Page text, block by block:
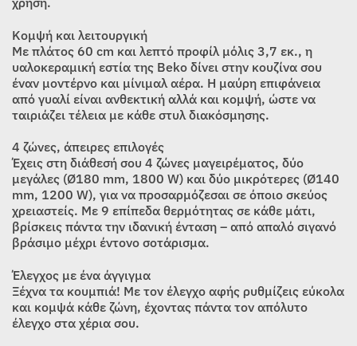
Κομψή και λειτουργική
Με πλάτος 60 cm και λεπτό προφίλ μόλις 3,7 εκ., η
υαλοκεραμική εστία της Beko δίνει στην κουζίνα σου
έναν μοντέρνο και μίνιμαλ αέρα. Η μαύρη επιφάνεια
από γυαλί είναι ανθεκτική αλλά και κομψή, ώστε να
ταιριάζει τέλεια με κάθε στυλ διακόσμησης.
4 ζώνες, άπειρες επιλογές
Έχεις στη διάθεσή σου 4 ζώνες μαγειρέματος, δύο
μεγάλες (Ø180 mm, 1800 W) και δύο μικρότερες (Ø140
mm, 1200 W), για να προσαρμόζεσαι σε όποιο σκεύος
χρειαστείς. Με 9 επίπεδα θερμότητας σε κάθε μάτι,
βρίσκεις πάντα την ιδανική ένταση – από απαλό σιγανό
βράσιμο μέχρι έντονο σοτάρισμα.
Έλεγχος με ένα άγγιγμα
Ξέχνα τα κουμπιά! Με τον έλεγχο αφής ρυθμίζεις εύκολα
και κομψά κάθε ζώνη, έχοντας πάντα τον απόλυτο
έλεγχο στα χέρια σου.